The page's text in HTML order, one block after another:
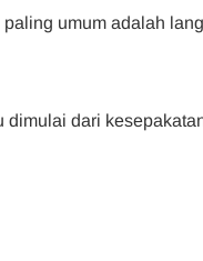
umum adalah
dimulai dari